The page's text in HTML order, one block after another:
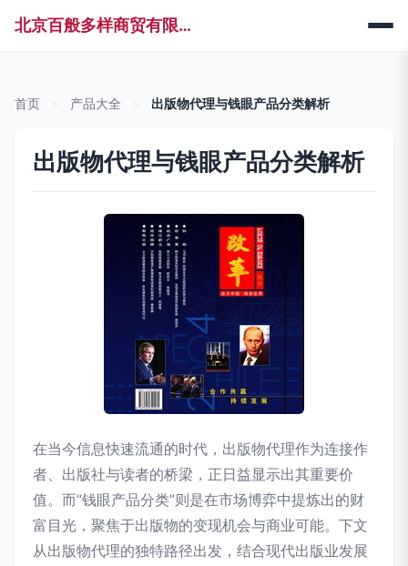
北京百般多样商贸有限公司
首页 产品大全 出版物代理与钱眼产品分类解析
出版物代理与钱眼产品分类解析
在当今信息快速流通的时代，出版物代理作为连接作
者、出版社与读者的桥梁，正日益显示出其重要价
值。而“钱眼产品分类”则是在市场博弈中提炼出的财
富目光，聚焦于出版物的变现机会与商业可能。下文
从出版物代理的独特路径出发，结合现代出版业发展